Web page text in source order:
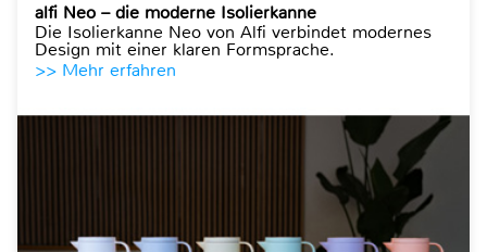
alfi Neo – die moderne Isolierkanne
Die Isolierkanne Neo von Alfi verbindet modernes
Design mit einer klaren Formsprache.
>> Mehr erfahren